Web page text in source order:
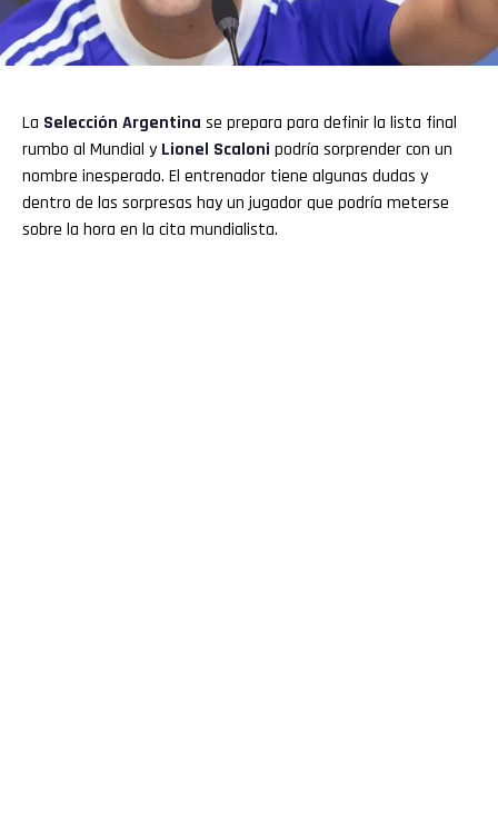
La Selección Argentina se prepara para definir la lista final
rumbo al Mundial y Lionel Scaloni podría sorprender con un
nombre inesperado. El entrenador tiene algunas dudas y
dentro de las sorpresas hay un jugador que podría meterse
sobre la hora en la cita mundialista.